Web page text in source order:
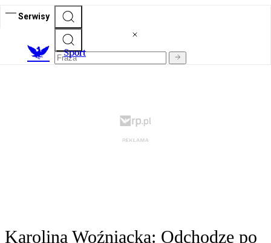
Serwisy
Sport
Karolina Woźniacka: Odchodzę po